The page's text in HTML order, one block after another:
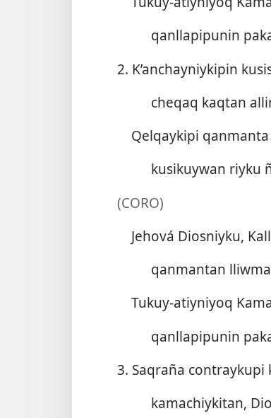
qanllapipunin
2. K’anchayniykipin
cheqaq kaqtan
Qelqaykipi
kusikuywan riyku
(CORO)
Jehová Diosniyku,
qanmantan
Tukuy-atiyniyoq
qanllapipunin
3. Saqraña contraykupi
kamachiykitan,